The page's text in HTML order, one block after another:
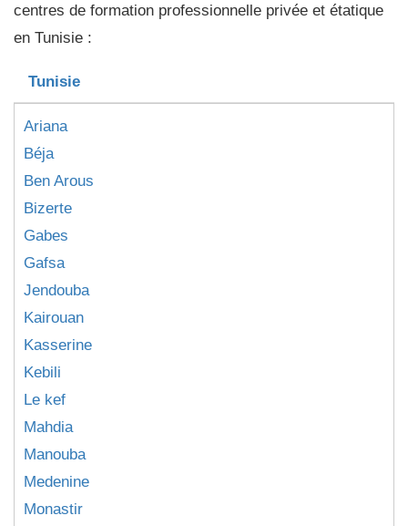
centres de formation professionnelle privée et étatique
en Tunisie :
Tunisie
Ariana
Béja
Ben Arous
Bizerte
Gabes
Gafsa
Jendouba
Kairouan
Kasserine
Kebili
Le kef
Mahdia
Manouba
Medenine
Monastir